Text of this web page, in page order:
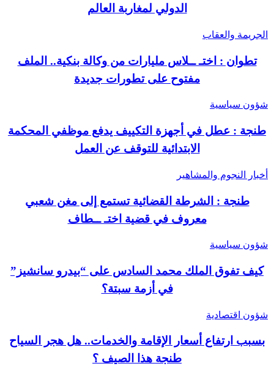
الدولي لمغاربة العالم
الجريمة والعقاب
تطوان : اختـ ــلاس مليارات من وكالة بنكية.. الملف
مفتوح على تطورات جديدة
شؤون سياسية
طنجة : عطل في أجهزة التكييف يدفع موظفي المحكمة
الابتدائية للتوقف عن العمل
أخبار النجوم والمشاهير
طنجة : الشرطة القضائية تستمع إلى مغن شعبي
معروف في قضية اختـ ــطاف
شؤون سياسية
كيف تفوق الملك محمد السادس على “بيدرو سانشيز”
في أزمة سبتة؟
شؤون اقتصادية
بسبب ارتفاع أسعار الإقامة والخدمات.. هل هجر السياح
طنجة هذا الصيف ؟